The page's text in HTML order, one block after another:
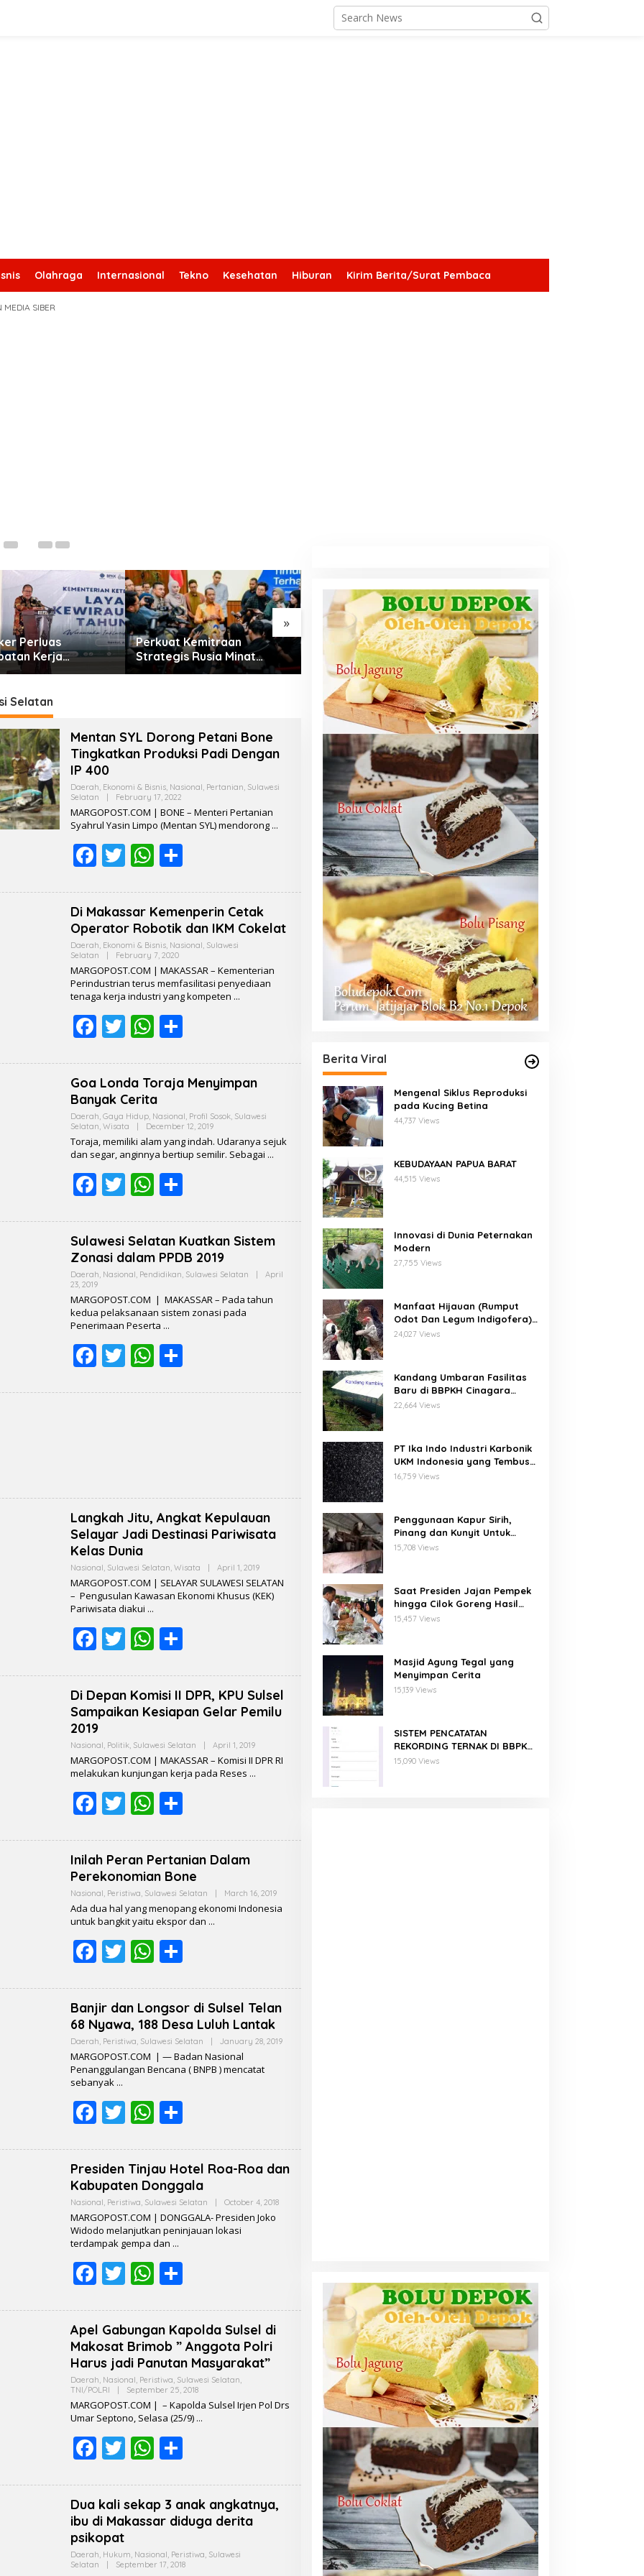
Olahraga Internasional Tekno Kesehatan Hiburan Kirim Berita/Surat Pembaca
MEDIA SIBER
»
Perluas
Kerja
lewat Pelatihan
Perkuat Kemitraan
Strategis Rusia Minat
Investasi Kilang dan
Kemnaker Gandeng TikTok,
Perkuat Talenta Ekonomi
Digital dan Buka Peluang
Kerja Baru
Nyawa Pekerja Tak Boleh
Jadi Taruhan, Balai K3
Harus Cegah Kecelakaan
Kerja
Selatan
Mentan SYL Dorong Petani Bone
Tingkatkan Produksi Padi Dengan
IP 400
Daerah, Ekonomi & Bisnis, Nasional, Pertanian, Sulawesi
Selatan
February 17, 2022
Y
R
E
A
S
MARGOPOST.COM | BONE – Menteri Pertanian
Syahrul Yasin Limpo (Mentan SYL) mendorong
F
e
b
o
o
k
T
itt
er
W
at
s
A
p
p
S
ar
e
Di Makassar Kemenperin Cetak
Operator Robotik dan IKM Cokelat
Daerah, Ekonomi & Bisnis, Nasional, Sulawesi
Selatan
February 7, 2020B
Y
R
E
D
K
I
MARGOPOST.COM | MAKASSAR – Kementerian
Perindustrian terus memfasilitasi penyediaan
tenaga kerja industri yang kompeten
F
e
b
o
o
k
T
itt
er
W
at
s
A
p
p
S
ar
e
Goa Londa Toraja Menyimpan
Banyak Cerita
Daerah, Gaya Hidup, Nasional, Profil Sosok, Sulawesi
Selatan, Wisata December 12, 2019B
Y
R
E
Toraja, memiliki alam yang indah. Udaranya sejuk
dan segar, anginnya bertiup semilir. Sebagai
F
e
b
o
o
k
T
itt
er
W
at
s
A
p
p
S
ar
e
Sulawesi Selatan Kuatkan Sistem
Zonasi dalam PPDB 2019
Daerah, Nasional, Pendidikan, Sulawesi Selatan
April
23, 2019B
Y
R
E
D
MARGOPOST.COM | MAKASSAR – Pada tahun
kedua pelaksanaan sistem zonasi pada
Penerimaan Peserta
F
e
k
T
itt
W
at
p
S
ar
Langkah Jitu, Angkat Kepulauan
Selayar Jadi Destinasi Pariwisata
Kelas Dunia
Nasional, Sulawesi Selatan, Wisata April 1, 2019B
Y
R
E
MARGOPOST.COM | SELAYAR SULAWESI SELATAN
– Pengusulan Kawasan Ekonomi Khusus (KEK)
Pariwisata diakui
F
e
b
o
o
k
T
itt
er
W
at
s
p
p
S
ar
e
Di Depan Komisi II DPR, KPU Sulsel
Sampaikan Kesiapan Gelar Pemilu
2019
Nasional, Politik, Sulawesi Selatan April 1, 2019B
Y
R
E
MARGOPOST.COM | MAKASSAR – Komisi II DPR RI
melakukan kunjungan kerja pada Reses
F
e
b
o
o
k
T
itt
er
W
at
s
A
p
p
S
ar
e
Inilah Peran Pertanian Dalam
Perekonomian Bone
Nasional, Peristiwa, Sulawesi Selatan March 16, 2019B
R
Ada dua hal yang menopang ekonomi Indonesia
untuk bangkit yaitu ekspor dan
F
e
b
o
o
k
T
itt
er
W
at
s
A
p
S
ar
e
Banjir dan Longsor di Sulsel Telan
68 Nyawa, 188 Desa Luluh Lantak
Daerah, Peristiwa, Sulawesi Selatan January 28, 2019B
MARGOPOST.COM | — Badan Nasional
Penanggulangan Bencana ( BNPB ) mencatat
sebanyak
F
e
b
o
o
k
T
itt
er
W
at
s
A
p
p
S
ar
e
Presiden Tinjau Hotel Roa-Roa dan
Kabupaten Donggala
Nasional, Peristiwa, Sulawesi Selatan October 4, 2018B
MARGOPOST.COM | DONGGALA- Presiden Joko
Widodo melanjutkan peninjauan lokasi
terdampak gempa dan
F
e
b
o
o
k
T
itt
er
W
at
s
A
p
p
S
ar
e
Apel Gabungan Kapolda Sulsel di
Makosat Brimob ” Anggota Polri
Harus jadi Panutan Masyarakat”
Daerah, Nasional, Peristiwa, Sulawesi Selatan,
TNI/POLRI
September 25, 2018B
Y
R
E
MARGOPOST.COM | – Kapolda Sulsel Irjen Pol Drs
Umar Septono, Selasa (25/9)
F
e
b
o
o
T
itt
er
W
at
s
p
S
ar
e
Dua kali sekap 3 anak angkatnya,
ibu di Makassar diduga derita
psikopat
Daerah, Hukum, Nasional, Peristiwa, Sulawesi
Selatan
September 17, 2018B
Berita Viral
Mengenal Siklus Reproduksi
pada Kucing Betina
44,737 Views
KEBUDAYAAN PAPUA BARAT
44,515 Views
Innovasi di Dunia Peternakan
Modern
27,755 Views
Manfaat Hijauan (Rumput
Odot Dan Legum Indigofera)
Untuk Ayam Buras Kub Dan
24,027 Views
Kandang Umbaran Fasilitas
Baru di BBPKH Cinagara
Bogor
22,664 Views
PT Ika Indo Industri Karbonik
UKM Indonesia yang Tembus
Pasar Global
16,759 Views
Penggunaan Kapur Sirih,
Pinang dan Kunyit Untuk
Pengobatan Penyakit Orf
15,708 Views
Saat Presiden Jajan Pempek
hingga Cilok Goreng Hasil
Binaan PNM Mekaar
15,457 Views
Masjid Agung Tegal yang
Menyimpan Cerita
15,139 Views
SISTEM PENCATATAN
REKORDING TERNAK DI BBPKH
MENGGUNAKAN GOOGLE FORM
15,090 Views